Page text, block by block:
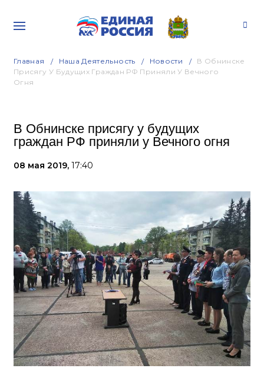
Главная Наша Деятельность Новости
В Обнинске
Присягу У Будущих Граждан РФ Приняли У Вечного
Огня
В Обнинске присягу у будущих
граждан РФ приняли у Вечного огня
08 мая 2019, 17:40